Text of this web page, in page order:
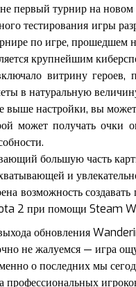
первый турнир на новом
тестирования игры
по игре, прошедшем
крупнейшим
витрину
в натуральную
выше настройки, вы
может получать очки
большую часть
и
возможность
2 при помощи Steam
обновления
не жалуемся — игра
о последних мы
профессиональных